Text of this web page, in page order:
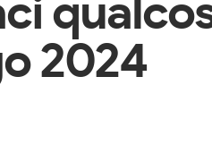
2024